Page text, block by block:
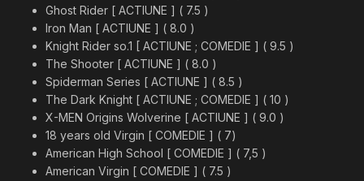
Ghost Rider [ ACTIUNE ] ( 7.5 )
Iron Man [ ACTIUNE ] ( 8.0 )
Knight Rider so.1 [ ACTIUNE ; COMEDIE ] ( 9.5 )
The Shooter [ ACTIUNE ] ( 8.0 )
Spiderman Series [ ACTIUNE ] ( 8.5 )
The Dark Knight [ ACTIUNE ; COMEDIE ] ( 10 )
X-MEN Origins Wolverine [ ACTIUNE ] ( 9.0 )
18 years old Virgin [ COMEDIE ] ( 7)
American High School [ COMEDIE ] ( 7,5 )
American Virgin [ COMEDIE ] ( 7.5 )